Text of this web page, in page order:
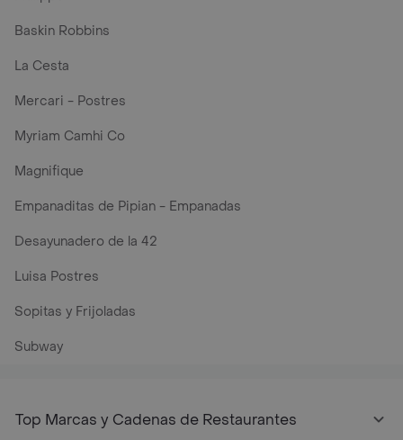
Baskin Robbins
La Cesta
Mercari - Postres
Myriam Camhi Co
Magnifique
Empanaditas de Pipian - Empanadas
Desayunadero de la 42
Luisa Postres
Sopitas y Frijoladas
Subway
Top Marcas y Cadenas de Restaurantes